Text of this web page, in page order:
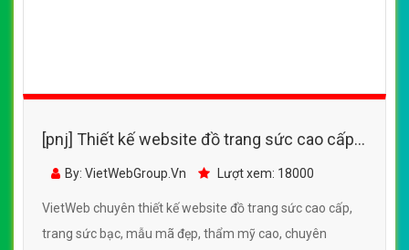
[pnj] Thiết kế website đồ trang sức cao cấp,
trang sức bạc, mẫu mã đẹp, thẩm mỹ cao
By: VietWebGroup.Vn Lượt xem: 18000
VietWeb chuyên thiết kế website đồ trang sức cao cấp,
trang sức bạc, mẫu mã đẹp, thẩm mỹ cao, chuyên